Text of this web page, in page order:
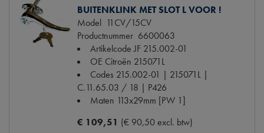
BUITENKLINK MET SLOT L VOOR !
Model 11CV/15CV
Productnummer 6600063
Artikelcode JF 215.002-01
OE Citroën 215071L
Codes 215.002-01 | 215071L |
C.11.65.03 / 18 | P426
Maten 113x29mm [PW 1]
€ 109,51 (€ 90,50 excl. btw)